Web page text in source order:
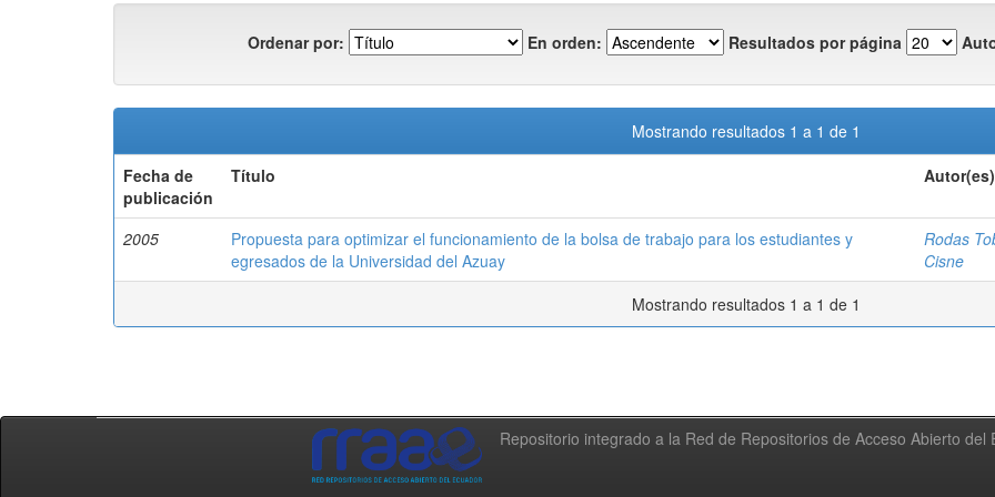
Ordenar por: En orden: Resultados por página
Mostrando resultados 1 a 1 de 1
Fecha de
publicación
Título Autor(es)
2005
Propuesta para optimizar el funcionamiento de la bolsa de trabajo para los estudiantes y
egresados de la Universidad del Azuay
Rodas
Cisne
Mostrando resultados 1 a 1 de 1
Repositorio integrado a la Red de Repositorios de Acceso Abierto del